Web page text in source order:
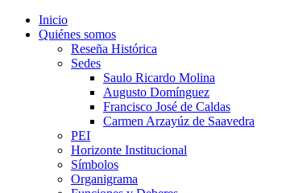
Inicio
Quiénes somos
Reseña Histórica
Sedes
Saulo Ricardo Molina
Augusto Domínguez
Francisco José de Caldas
Carmen Arzayúz de Saavedra
PEI
Horizonte Institucional
Símbolos
Organigrama